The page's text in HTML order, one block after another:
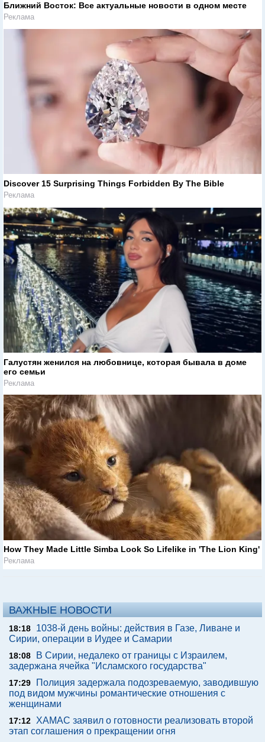
Ближний Восток: Все актуальные новости в одном месте
Реклама
Discover 15 Surprising Things Forbidden By The Bible
Реклама
Галустян женился на любовнице, которая бывала в доме
его семьи
Реклама
How They Made Little Simba Look So Lifelike in 'The Lion King'
Реклама
ВАЖНЫЕ НОВОСТИ
18:18
1038-й день войны: действия в Газе, Ливане и
Сирии, операции в Иудее и Самарии
18:08
В Сирии, недалеко от границы с Израилем,
задержана ячейка "Исламского государства"
17:29
Полиция задержала подозреваемую, заводившую
под видом мужчины романтические отношения с
женщинами
17:12 ХАМАС заявил о готовности реализовать второй
этап соглашения о прекращении огня